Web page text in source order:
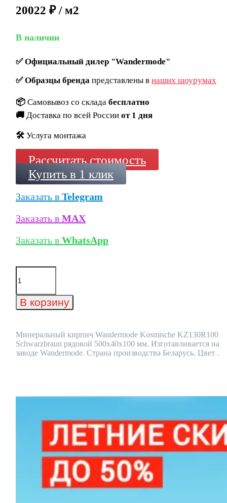
20022 ₽ / м2
В наличии
✅Официальный дилер "Wandermode"
✅Образцы брендапредставлены в наших шоурумах
📦 Самовывоз со склада бесплатно
🚚 Доставка по всей России от 1 дня
🛠️ Услуга монтажа
Рассчитать стоимость
Купить в 1 клик
Заказать в Telegram
Заказать в MAX
Заказать в WhatsApp
Количество
товара
кирпич
Wandermode
Schwarzbraun
рядовой
500x40x100
В корзину
Минеральный кирпич Wandermode Kosmische KZ130R100
Schwarzbraun рядовой 500x40x100 мм. Изготавливается на
заводе Wandermode. Страна производства Беларусь. Цвет .